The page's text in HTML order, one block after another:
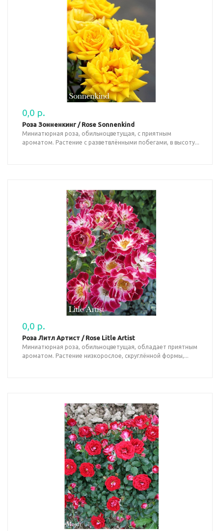
0,0 р.
Роза Зонненкинг / Rose Sonnenkind
Миниатюрная роза, обильноцветущая, с приятным
ароматом. Растение с разветвлёнными побегами, в высоту...
0,0 р.
Роза Литл Артист / Rose Litle Artist
Миниатюрная роза, обильноцветущая, обладает приятным
ароматом. Растение низкорослое, скруглённой формы,...